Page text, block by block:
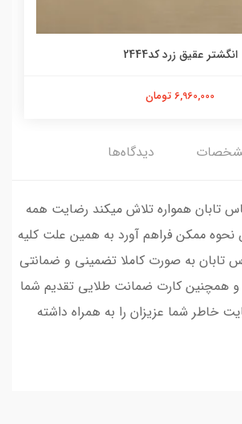
انگشتر عقیق زرد کد2444
6,960,000 تومان
دیدگاه‌ها
تابان همواره تلاش میکند رضایت همه
نحوه ممکن فراهم آورد به همین علت کلیه
تابان به صورت کاملا تضمینی و ضمانتی
و همچنین کارت ضمانت طلایی تقدیم شما
خاطر شما عزیزان را به همراه داشته